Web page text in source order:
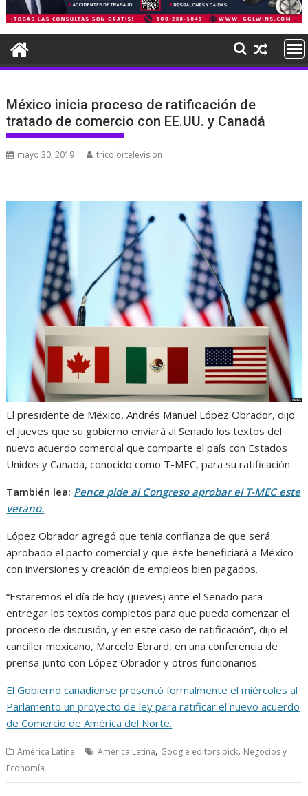
México inicia proceso de ratificación de
tratado de comercio con EE.UU. y Canadá
mayo 30, 2019 tricolortelevision
El presidente de México, Andrés Manuel López Obrador, dijo
el jueves que su gobierno enviará al Senado los textos del
nuevo acuerdo comercial que comparte el país con Estados
Unidos y Canadá, conocido como T-MEC, para su ratificación.
También lea: Pence pide al Congreso aprobar el T-MEC este
verano.
López Obrador agregó que tenía confianza de que será
aprobado el pacto comercial y que éste beneficiará a México
con inversiones y creación de empleos bien pagados.
“Estaremos el día de hoy (jueves) ante el Senado para
entregar los textos completos para que pueda comenzar el
proceso de discusión, y en este caso de ratificación”, dijo el
canciller mexicano, Marcelo Ebrard, en una conferencia de
prensa junto con López Obrador y otros funcionarios.
El Gobierno canadiense presentó formalmente el miércoles al
Parlamento un proyecto de ley para ratificar el nuevo acuerdo
de Comercio de América del Norte.
América Latina América Latina, Google editors pick, Negocios y
Economía